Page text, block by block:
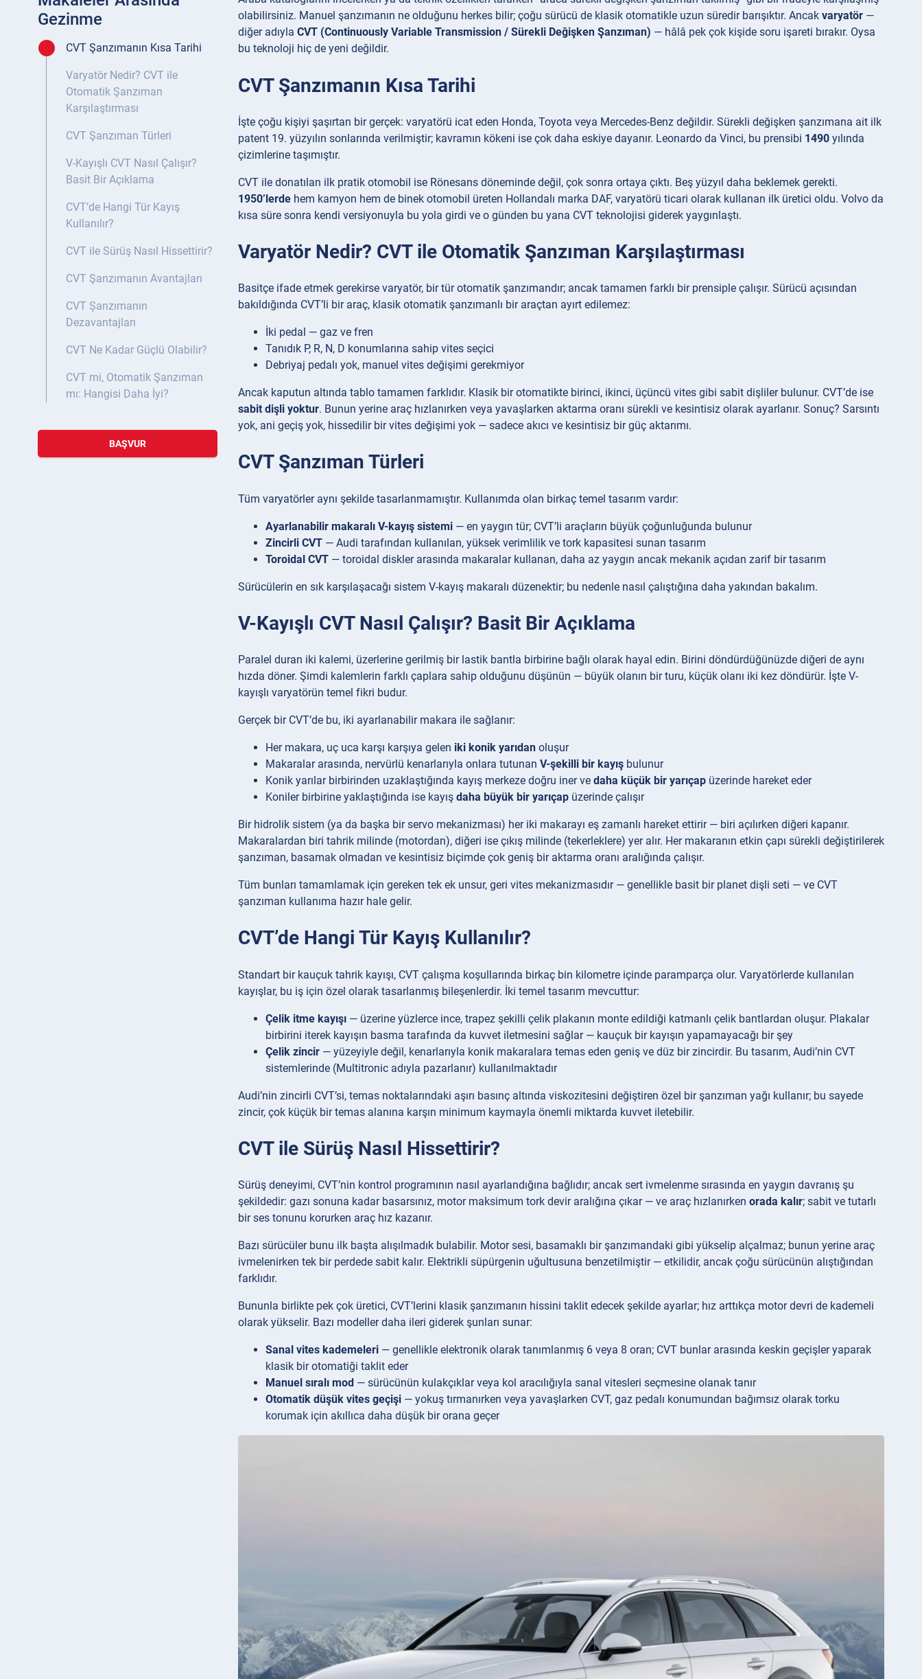
Gezinme
CVT Şanzımanın Kısa Tarihi
Varyatör Nedir? CVT ile
Otomatik Şanzıman
Karşılaştırması
CVT Şanzıman Türleri
V-Kayışlı CVT Nasıl Çalışır?
Basit Bir Açıklama
CVT’de Hangi Tür Kayış
Kullanılır?
CVT ile Sürüş Nasıl Hissettirir?
CVT Şanzımanın Avantajları
CVT Şanzımanın
Dezavantajları
CVT Ne Kadar Güçlü Olabilir?
CVT mi, Otomatik Şanzıman
mı: Hangisi Daha İyi?
BAŞVUR
olabilirsiniz. Manuel şanzımanın ne olduğunu herkes bilir; çoğu sürücü de klasik otomatikle uzun süredir barışıktır. Ancak varyatör —
diğer adıyla CVT (Continuously Variable Transmission / Sürekli Değişken Şanzıman) — hâlâ pek çok kişide soru işareti bırakır. Oysa
bu teknoloji hiç de yeni değildir.
CVT Şanzımanın Kısa Tarihi
İşte çoğu kişiyi şaşırtan bir gerçek: varyatörü icat eden Honda, Toyota veya Mercedes-Benz değildir. Sürekli değişken şanzımana ait ilk
patent 19. yüzyılın sonlarında verilmiştir; kavramın kökeni ise çok daha eskiye dayanır. Leonardo da Vinci, bu prensibi 1490 yılında
çizimlerine taşımıştır.
CVT ile donatılan ilk pratik otomobil ise Rönesans döneminde değil, çok sonra ortaya çıktı. Beş yüzyıl daha beklemek gerekti.
1950’lerde hem kamyon hem de binek otomobil üreten Hollandalı marka DAF, varyatörü ticari olarak kullanan ilk üretici oldu. Volvo da
kısa süre sonra kendi versiyonuyla bu yola girdi ve o günden bu yana CVT teknolojisi giderek yaygınlaştı.
Varyatör Nedir? CVT ile Otomatik Şanzıman Karşılaştırması
Basitçe ifade etmek gerekirse varyatör, bir tür otomatik şanzımandır; ancak tamamen farklı bir prensiple çalışır. Sürücü açısından
bakıldığında CVT’li bir araç, klasik otomatik şanzımanlı bir araçtan ayırt edilemez:
İki pedal — gaz ve fren
Tanıdık P, R, N, D konumlarına sahip vites seçici
Debriyaj pedalı yok, manuel vites değişimi gerekmiyor
Ancak kaputun altında tablo tamamen farklıdır. Klasik bir otomatikte birinci, ikinci, üçüncü vites gibi sabit dişliler bulunur. CVT’de ise
sabit dişli yoktur. Bunun yerine araç hızlanırken veya yavaşlarken aktarma oranı sürekli ve kesintisiz olarak ayarlanır. Sonuç? Sarsıntı
yok, ani geçiş yok, hissedilir bir vites değişimi yok — sadece akıcı ve kesintisiz bir güç aktarımı.
CVT Şanzıman Türleri
Tüm varyatörler aynı şekilde tasarlanmamıştır. Kullanımda olan birkaç temel tasarım vardır:
Ayarlanabilir makaralı V-kayış sistemi — en yaygın tür; CVT’li araçların büyük çoğunluğunda bulunur
Zincirli CVT — Audi tarafından kullanılan, yüksek verimlilik ve tork kapasitesi sunan tasarım
Toroidal CVT — toroidal diskler arasında makaralar kullanan, daha az yaygın ancak mekanik açıdan zarif bir tasarım
Sürücülerin en sık karşılaşacağı sistem V-kayış makaralı düzenektir; bu nedenle nasıl çalıştığına daha yakından bakalım.
V-Kayışlı CVT Nasıl Çalışır? Basit Bir Açıklama
Paralel duran iki kalemi, üzerlerine gerilmiş bir lastik bantla birbirine bağlı olarak hayal edin. Birini döndürdüğünüzde diğeri de aynı
hızda döner. Şimdi kalemlerin farklı çaplara sahip olduğunu düşünün — büyük olanın bir turu, küçük olanı iki kez döndürür. İşte V-
kayışlı varyatörün temel fikri budur.
Gerçek bir CVT’de bu, iki ayarlanabilir makara ile sağlanır:
Her makara, uç uca karşı karşıya gelen iki konik yarıdan oluşur
Makaralar arasında, nervürlü kenarlarıyla onlara tutunan V-şekilli bir kayış bulunur
Konik yarılar birbirinden uzaklaştığında kayış merkeze doğru iner ve daha küçük bir yarıçap üzerinde hareket eder
Koniler birbirine yaklaştığında ise kayış daha büyük bir yarıçap üzerinde çalışır
Bir hidrolik sistem (ya da başka bir servo mekanizması) her iki makarayı eş zamanlı hareket ettirir — biri açılırken diğeri kapanır.
Makaralardan biri tahrik milinde (motordan), diğeri ise çıkış milinde (tekerleklere) yer alır. Her makaranın etkin çapı sürekli değiştirilerek
şanzıman, basamak olmadan ve kesintisiz biçimde çok geniş bir aktarma oranı aralığında çalışır.
Tüm bunları tamamlamak için gereken tek ek unsur, geri vites mekanizmasıdır — genellikle basit bir planet dişli seti — ve CVT
şanzıman kullanıma hazır hale gelir.
CVT’de Hangi Tür Kayış Kullanılır?
Standart bir kauçuk tahrik kayışı, CVT çalışma koşullarında birkaç bin kilometre içinde paramparça olur. Varyatörlerde kullanılan
kayışlar, bu iş için özel olarak tasarlanmış bileşenlerdir. İki temel tasarım mevcuttur:
Çelik itme kayışı — üzerine yüzlerce ince, trapez şekilli çelik plakanın monte edildiği katmanlı çelik bantlardan oluşur. Plakalar
birbirini iterek kayışın basma tarafında da kuvvet iletmesini sağlar — kauçuk bir kayışın yapamayacağı bir şey
Çelik zincir — yüzeyiyle değil, kenarlarıyla konik makaralara temas eden geniş ve düz bir zincirdir. Bu tasarım, Audi’nin CVT
sistemlerinde (Multitronic adıyla pazarlanır) kullanılmaktadır
Audi’nin zincirli CVT’si, temas noktalarındaki aşırı basınç altında viskozitesini değiştiren özel bir şanzıman yağı kullanır; bu sayede
zincir, çok küçük bir temas alanına karşın minimum kaymayla önemli miktarda kuvvet iletebilir.
CVT ile Sürüş Nasıl Hissettirir?
Sürüş deneyimi, CVT’nin kontrol programının nasıl ayarlandığına bağlıdır; ancak sert ivmelenme sırasında en yaygın davranış şu
şekildedir: gazı sonuna kadar basarsınız, motor maksimum tork devir aralığına çıkar — ve araç hızlanırken orada kalır; sabit ve tutarlı
bir ses tonunu korurken araç hız kazanır.
Bazı sürücüler bunu ilk başta alışılmadık bulabilir. Motor sesi, basamaklı bir şanzımandaki gibi yükselip alçalmaz; bunun yerine araç
ivmelenirken tek bir perdede sabit kalır. Elektrikli süpürgenin uğultusuna benzetilmiştir — etkilidir, ancak çoğu sürücünün alıştığından
farklıdır.
Bununla birlikte pek çok üretici, CVT’lerini klasik şanzımanın hissini taklit edecek şekilde ayarlar; hız arttıkça motor devri de kademeli
olarak yükselir. Bazı modeller daha ileri giderek şunları sunar:
Sanal vites kademeleri — genellikle elektronik olarak tanımlanmış 6 veya 8 oran; CVT bunlar arasında keskin geçişler yaparak
klasik bir otomatiği taklit eder
Manuel sıralı mod — sürücünün kulakçıklar veya kol aracılığıyla sanal vitesleri seçmesine olanak tanır
Otomatik düşük vites geçişi — yokuş tırmanırken veya yavaşlarken CVT, gaz pedalı konumundan bağımsız olarak torku
korumak için akıllıca daha düşük bir orana geçer